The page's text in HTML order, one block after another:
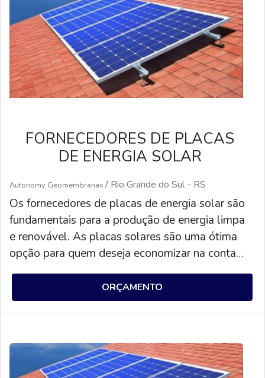
aproveitar os benefícios da energia solar.
FORNECEDORES DE PLACAS
DE ENERGIA SOLAR
Autonomy Geomembranas / Rio Grande do Sul - RS
Os fornecedores de placas de energia solar são
fundamentais para a produção de energia limpa
e renovável. As placas solares são uma ótima
opção para quem deseja economizar na conta
de luz e contribuir para o meio ambiente. Os
fornecedores de placas de energia solar
oferecem diversos modelos de placas, com
também oferecem serviços de instalação e
manutenção para garantir que as placas
ORÇAMENTO